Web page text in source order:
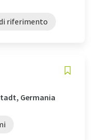
riferimento
Germania